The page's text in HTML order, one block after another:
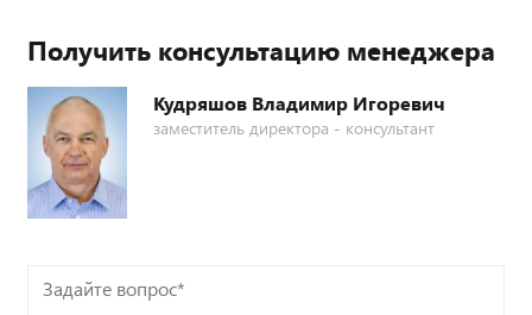
Получить консультацию менеджера
Кудряшов Владимир Игоревич
заместитель директора - консультант
Задайте